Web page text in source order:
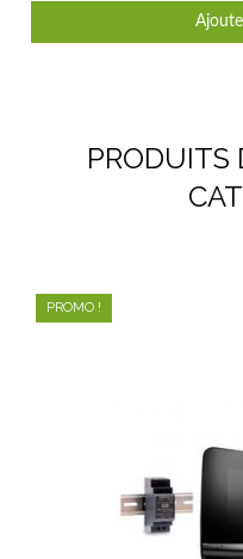
PRODUITS
PROMO !